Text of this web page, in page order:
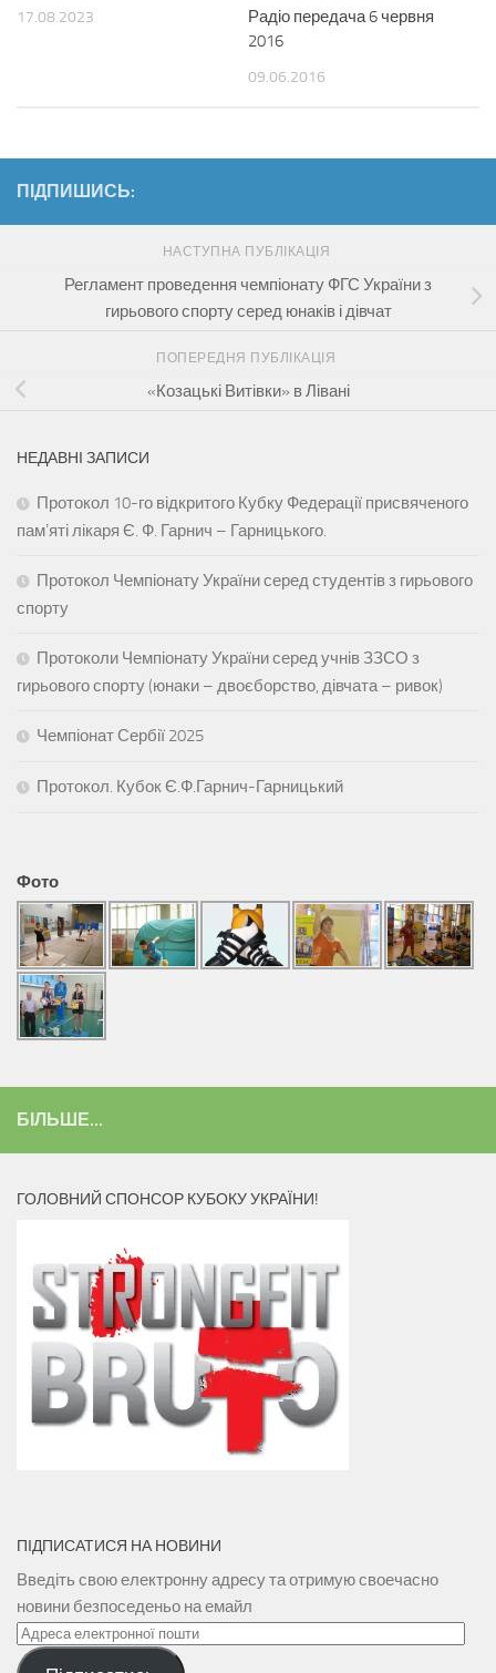
17.08.2023
Радіо передача 6 червня
2016
09.06.2016
ПІДПИШИСЬ:
НАСТУПНА ПУБЛІКАЦІЯ
Регламент проведення чемпіонату ФГС України з
гирьового спорту серед юнаків і дівчат
ПОПЕРЕДНЯ ПУБЛІКАЦІЯ
«Козацькі Витівки» в Лівані
НЕДАВНІ ЗАПИСИ
Протокол 10-го відкритого Кубку Федерації присвяченого
памʼяті лікаря Є. Ф. Гарнич – Гарницького.
Протокол Чемпіонату України серед студентів з гирьового
спорту
Протоколи Чемпіонату України серед учнів ЗЗСО з
гирьового спорту (юнаки – двоєборство, дівчата – ривок)
Чемпіонат Сербії 2025
Протокол. Кубок Є.Ф.Гарнич-Гарницький
Фото
БІЛЬШЕ...
ГОЛОВНИЙ СПОНСОР КУБОКУ УКРАЇНИ!
ПІДПИСАТИСЯ НА НОВИНИ
Введіть свою електронну адресу та отримую своечасно
новини безпоседеньо на емайл
Адреса
електронної